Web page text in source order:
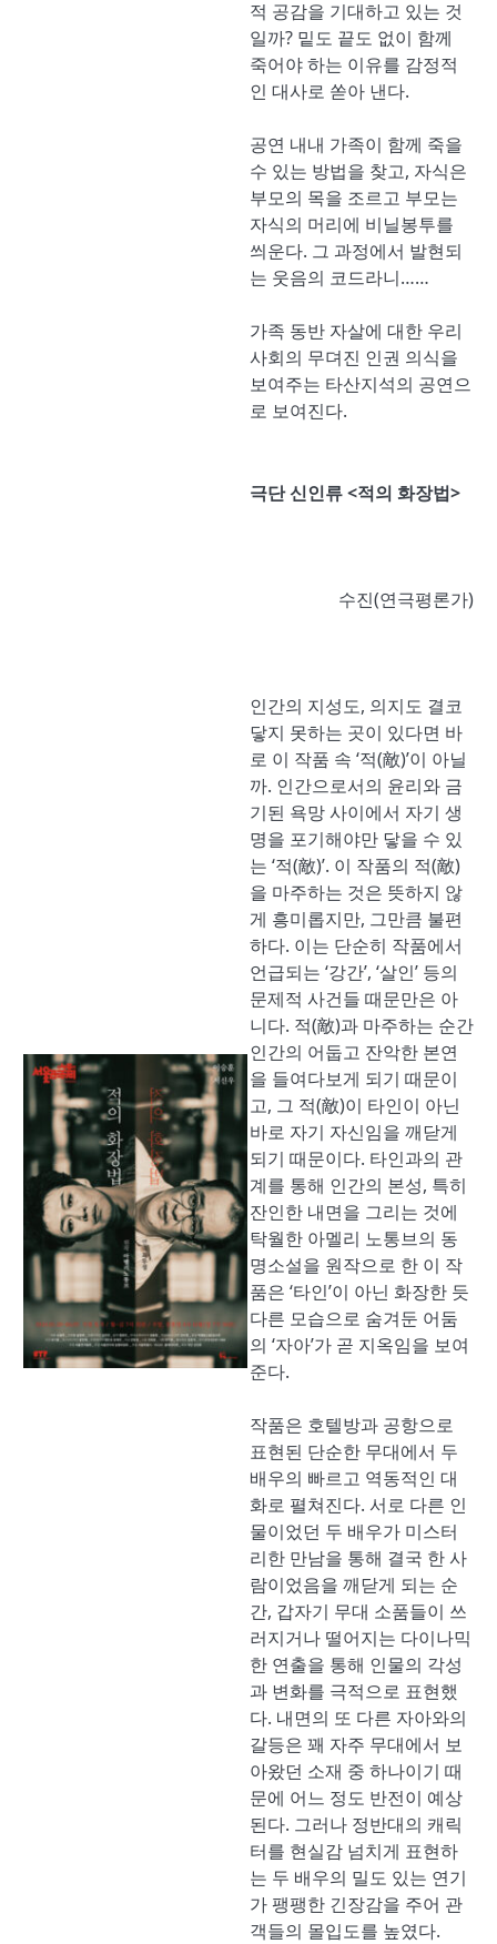
적 공감을 기대하고 있는 것
일까? 밑도 끝도 없이 함께
죽어야 하는 이유를 감정적
인 대사로 쏟아 낸다.
공연 내내 가족이 함께 죽을
수 있는 방법을 찾고, 자식은
부모의 목을 조르고 부모는
자식의 머리에 비닐봉투를
씌운다. 그 과정에서 발현되
는 웃음의 코드라니……
가족 동반 자살에 대한 우리
사회의 무뎌진 인권 의식을
보여주는 타산지석의 공연으
로 보여진다.
극단 신인류 <적의 화장법>
수진(연극평론가)
인간의 지성도, 의지도 결코
닿지 못하는 곳이 있다면 바
로 이 작품 속 ‘적(敵)’이 아닐
까. 인간으로서의 윤리와 금
기된 욕망 사이에서 자기 생
명을 포기해야만 닿을 수 있
는 ‘적(敵)’. 이 작품의 적(敵)
을 마주하는 것은 뜻하지 않
게 흥미롭지만, 그만큼 불편
하다. 이는 단순히 작품에서
언급되는 ‘강간’, ‘살인’ 등의
문제적 사건들 때문만은 아
니다. 적(敵)과 마주하는 순간
인간의 어둡고 잔악한 본연
을 들여다보게 되기 때문이
고, 그 적(敵)이 타인이 아닌
바로 자기 자신임을 깨닫게
되기 때문이다. 타인과의 관
계를 통해 인간의 본성, 특히
잔인한 내면을 그리는 것에
탁월한 아멜리 노통브의 동
명소설을 원작으로 한 이 작
품은 ‘타인’이 아닌 화장한 듯
다른 모습으로 숨겨둔 어둠
의 ‘자아’가 곧 지옥임을 보여
준다.
작품은 호텔방과 공항으로
표현된 단순한 무대에서 두
배우의 빠르고 역동적인 대
화로 펼쳐진다. 서로 다른 인
물이었던 두 배우가 미스터
리한 만남을 통해 결국 한 사
람이었음을 깨닫게 되는 순
간, 갑자기 무대 소품들이 쓰
러지거나 떨어지는 다이나믹
한 연출을 통해 인물의 각성
과 변화를 극적으로 표현했
다. 내면의 또 다른 자아와의
갈등은 꽤 자주 무대에서 보
아왔던 소재 중 하나이기 때
문에 어느 정도 반전이 예상
된다. 그러나 정반대의 캐릭
터를 현실감 넘치게 표현하
는 두 배우의 밀도 있는 연기
가 팽팽한 긴장감을 주어 관
객들의 몰입도를 높였다.